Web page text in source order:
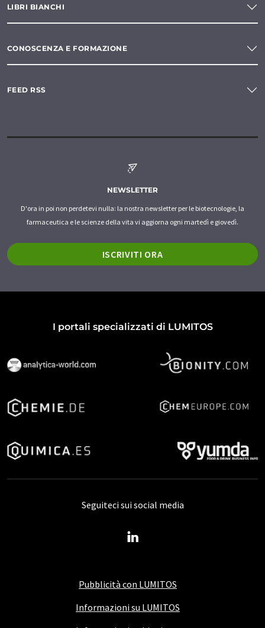
LIBRI BIANCHI
CONOSCENZA E FORMAZIONE
FEED RSS
NEWSLETTER
D'ora in poi non perdetevi nulla: la nostra newsletter per le biotecnologie, la
farmaceutica e le scienze della vita vi aggiorna ogni martedì e giovedì.
ISCRIVITI ORA
I portali specializzati di LUMITOS
Pubblicità con LUMITOS
Informazioni su LUMITOS
Seguiteci sui social media